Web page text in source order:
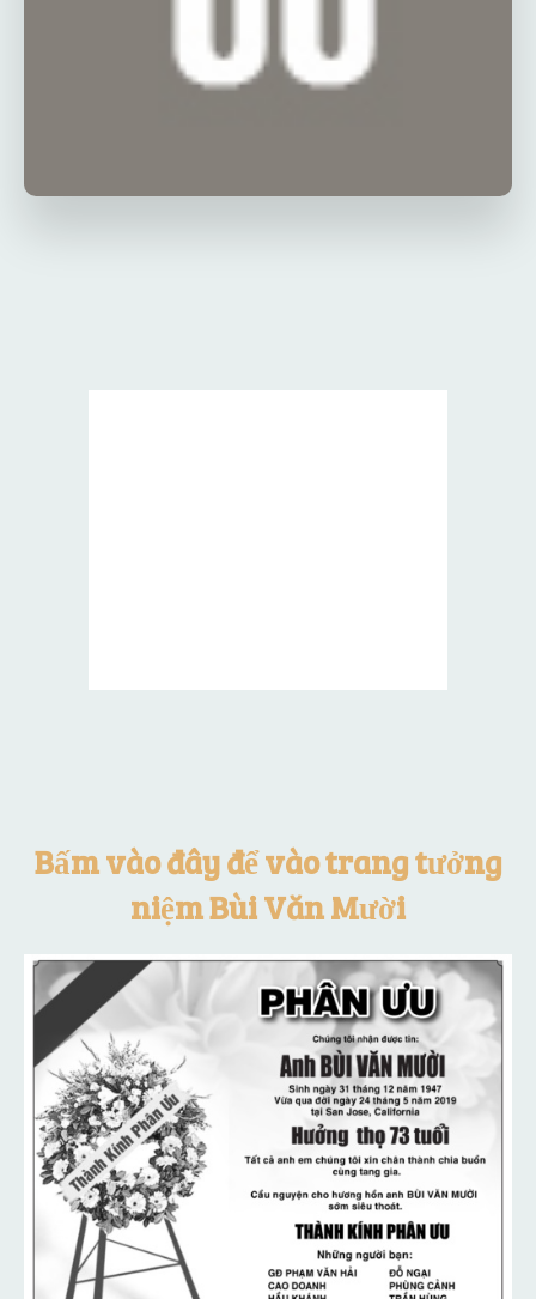
Bấm vào đây để vào trang tưởng
niệm Bùi Văn Mười